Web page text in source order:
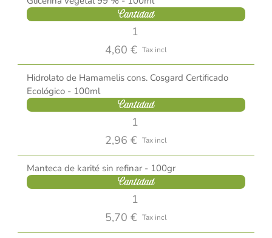
Cantidad
4,60 € Tax incl
Hidrolato de Hamamelis cons. Cosgard Certificado
Ecológico - 100ml
Cantidad
2,96 € Tax incl
Manteca de karité sin refinar - 100gr
Cantidad
5,70 € Tax incl